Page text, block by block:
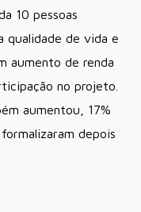
10 pessoas
qualidade de vida e
aumento de renda
no projeto.
aumentou, 17%
depois